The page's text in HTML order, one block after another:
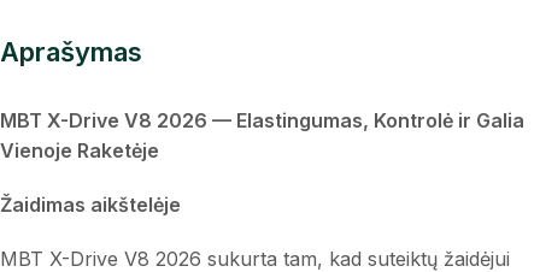
Aprašymas
MBT X-Drive V8 2026 — Elastingumas, Kontrolė ir Galia
Vienoje Raketėje
Žaidimas aikštelėje
MBT X-Drive V8 2026 sukurta tam, kad suteiktų žaidėjui